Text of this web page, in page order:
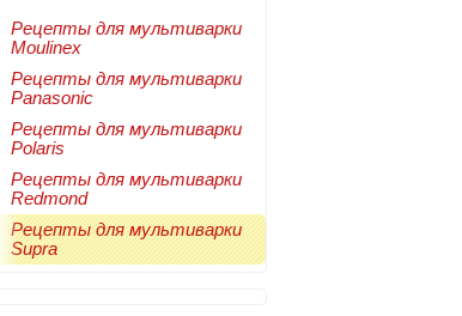
Рецепты для мультиварки
Moulinex
Рецепты для мультиварки
Panasonic
Рецепты для мультиварки
Polaris
Рецепты для мультиварки
Redmond
Рецепты для мультиварки
Supra